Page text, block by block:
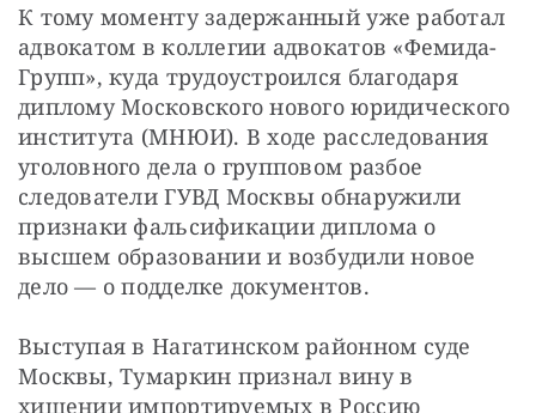
К тому моменту задержанный уже работал
адвокатом в коллегии адвокатов «Фемида-
Групп», куда трудоустроился благодаря
диплому Московского нового юридического
института (МНЮИ). В ходе расследования
уголовного дела о групповом разбое
следователи ГУВД Москвы обнаружили
признаки фальсификации диплома о
высшем образовании и возбудили новое
дело — о подделке документов.
Выступая в Нагатинском районном суде
Москвы, Тумаркин признал вину в
хищении импортируемых в Россию